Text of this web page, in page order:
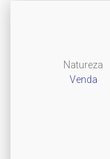
Natureza
Venda